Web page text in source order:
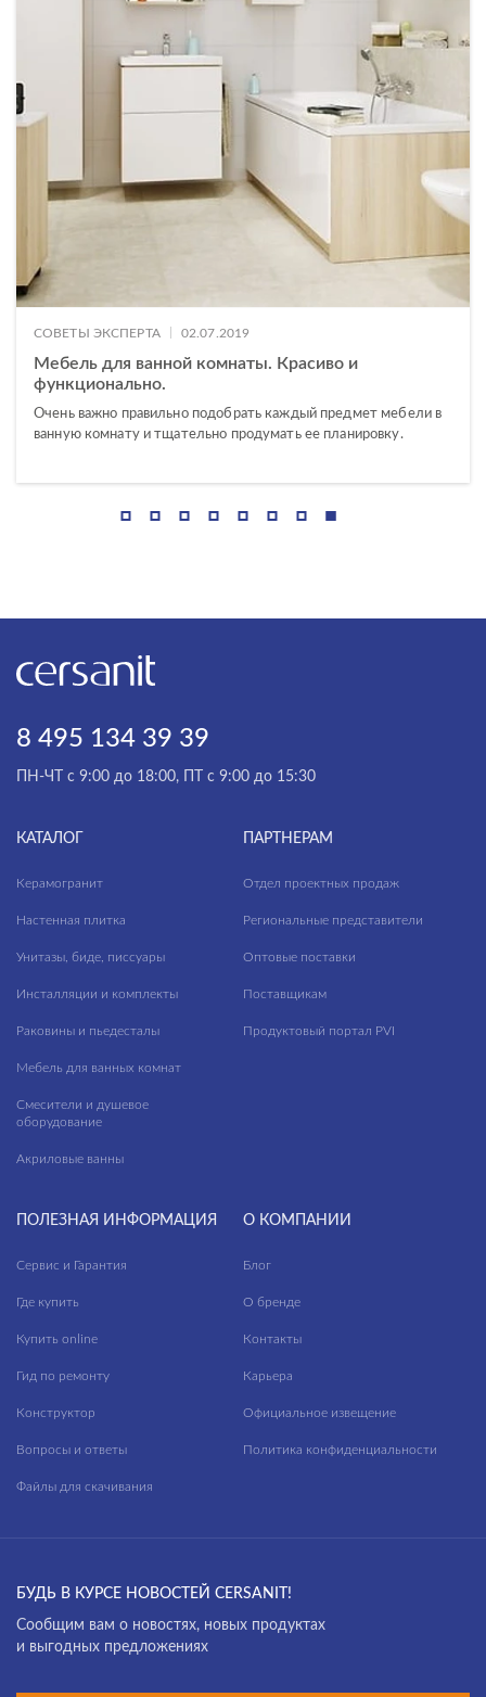
СОВЕТЫ ЭКСПЕРТА 02.07.2019
Мебель для ванной комнаты. Красиво и
функционально.
Очень важно правильно подобрать каждый предмет мебели в
ванную комнату и тщательно продумать ее планировку.
8 495 134 39 39
ПН-ЧТ с 9:00 до 18:00, ПТ с 9:00 до 15:30
КАТАЛОГ
Керамогранит
Настенная плитка
Унитазы, биде, писсуары
Инсталляции и комплекты
Раковины и пьедесталы
Мебель для ванных комнат
Смесители и душевое
оборудование
Акриловые ванны
ПАРТНЕРАМ
Отдел проектных продаж
Региональные представители
Оптовые поставки
Поставщикам
Продуктовый портал PVI
ПОЛЕЗНАЯ ИНФОРМАЦИЯ
Сервис и Гарантия
Где купить
Купить online
Гид по ремонту
Конструктор
Вопросы и ответы
Файлы для скачивания
О КОМПАНИИ
Блог
О бренде
Контакты
Карьера
Официальное извещение
Политика конфиденциальности
БУДЬ В КУРСЕ НОВОСТЕЙ CERSANIT!
Cообщим вам о новостях, новых продуктах
и выгодных предложениях